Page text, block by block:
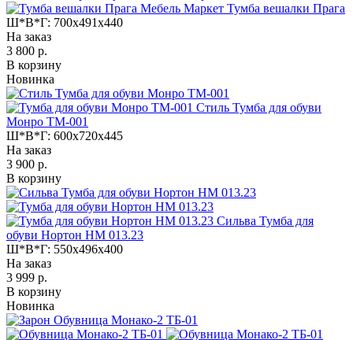
Мебель Маркет Тумба вешалки Прага
Ш*В*Г: 700x491x440
На заказ
3 800 р.
В корзину
Новинка
Стиль Тумба для обуви
Монро ТМ-001
Ш*В*Г: 600x720x445
На заказ
3 900 р.
В корзину
Сильва Тумба для
обуви Нортон НМ 013.23
Ш*В*Г: 550x496x400
На заказ
3 999 р.
В корзину
Новинка